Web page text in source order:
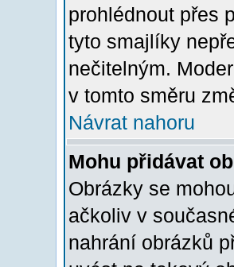
prohlédnout přes
tyto smajlíky
nečitelným.
v tomto směru
Návrat nahoru
Mohu přidávat
Obrázky se
ačkoliv v
nahrání obrázků